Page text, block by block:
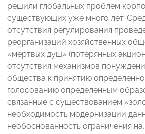
решили глобальных проблем
существующих уже много лет.
отсутствия регулирования
реорганизаций хозяйственных
«мертвых душ» (потерянных
отсутствия механизмов
общества к принятию
голосованию определенным
связанные с существованием
необходимость модернизации
необоснованность ограничения